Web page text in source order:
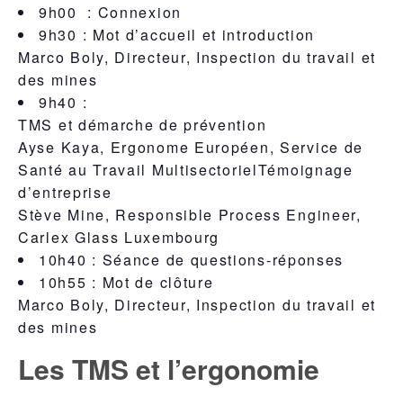
9h00
: Connexion
9h30 : Mot d’accueil et introduction
Marco Boly, Directeur, Inspection du travail et
des mines
9h40 :
TMS et démarche de prévention
Ayse Kaya, Ergonome Européen, Service de
Santé au Travail MultisectorielTémoignage
d’entreprise
Stève Mine, Responsible Process Engineer,
Carlex Glass Luxembourg
10h40 : Séance de questions-réponses
10h55 : Mot de clôture
Marco Boly, Directeur, Inspection du travail et
des mines
Les TMS et l’ergonomie